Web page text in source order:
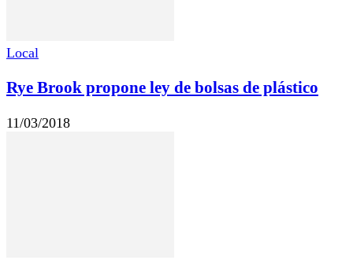
Local
Rye Brook propone ley de bolsas de plástico
11/03/2018